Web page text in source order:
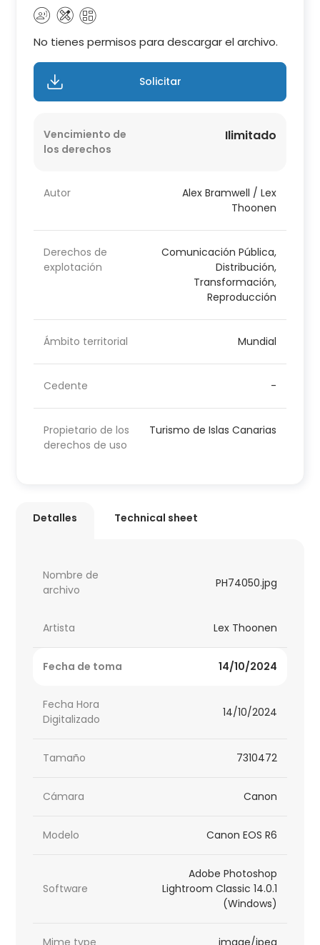
No tienes permisos para descargar el archivo.
Solicitar
Vencimiento de
los derechos
Ilimitado
Autor
Alex Bramwell / Lex
Thoonen
Derechos de
explotación
Comunicación Pública,
Distribución,
Transformación,
Reproducción
Ámbito territorial Mundial
Cedente -
Propietario de los
derechos de uso
Turismo de Islas Canarias
Detalles Technical sheet
Nombre de
archivo
PH74050.jpg
Artista Lex Thoonen
Fecha de toma 14/10/2024
Fecha Hora
Digitalizado
14/10/2024
Tamaño 7310472
Cámara Canon
Modelo Canon EOS R6
Software
Adobe Photoshop
Lightroom Classic 14.0.1
(Windows)